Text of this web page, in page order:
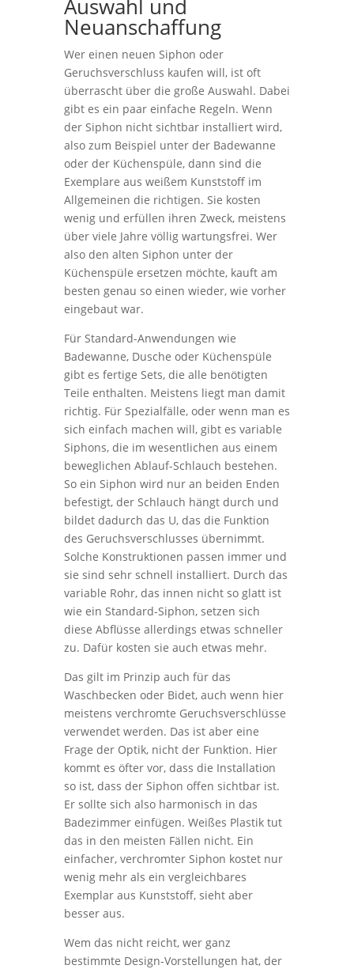
Auswahl und
Neuanschaffung
Wer einen neuen Siphon oder
Geruchsverschluss kaufen will, ist oft
überrascht über die große Auswahl. Dabei
gibt es ein paar einfache Regeln. Wenn
der Siphon nicht sichtbar installiert wird,
also zum Beispiel unter der Badewanne
oder der Küchenspüle, dann sind die
Exemplare aus weißem Kunststoff im
Allgemeinen die richtigen. Sie kosten
wenig und erfüllen ihren Zweck, meistens
über viele Jahre völlig wartungsfrei. Wer
also den alten Siphon unter der
Küchenspüle ersetzen möchte, kauft am
besten genau so einen wieder, wie vorher
eingebaut war.
Für Standard-Anwendungen wie
Badewanne, Dusche oder Küchenspüle
gibt es fertige Sets, die alle benötigten
Teile enthalten. Meistens liegt man damit
richtig. Für Spezialfälle, oder wenn man es
sich einfach machen will, gibt es variable
Siphons, die im wesentlichen aus einem
beweglichen Ablauf-Schlauch bestehen.
So ein Siphon wird nur an beiden Enden
befestigt, der Schlauch hängt durch und
bildet dadurch das U, das die Funktion
des Geruchsverschlusses übernimmt.
Solche Konstruktionen passen immer und
sie sind sehr schnell installiert. Durch das
variable Rohr, das innen nicht so glatt ist
wie ein Standard-Siphon, setzen sich
diese Abflüsse allerdings etwas schneller
zu. Dafür kosten sie auch etwas mehr.
Das gilt im Prinzip auch für das
Waschbecken oder Bidet, auch wenn hier
meistens verchromte Geruchsverschlüsse
verwendet werden. Das ist aber eine
Frage der Optik, nicht der Funktion. Hier
kommt es öfter vor, dass die Installation
so ist, dass der Siphon offen sichtbar ist.
Er sollte sich also harmonisch in das
Badezimmer einfügen. Weißes Plastik tut
das in den meisten Fällen nicht. Ein
einfacher, verchromter Siphon kostet nur
wenig mehr als ein vergleichbares
Exemplar aus Kunststoff, sieht aber
besser aus.
Wem das nicht reicht, wer ganz
bestimmte Design-Vorstellungen hat, der